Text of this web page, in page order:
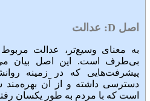
اصل D : عدالت
به معنای وسیع‌تر، عدالت مربوط
بی‌طرف است. این اصل بیان
پیشرفت‌هایی که در زمینه
دسترسی داشته و از آن بهره‌مند
است که با مردم به طور یکسان رفتار